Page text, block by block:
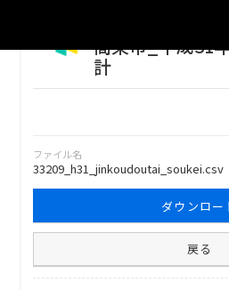
高梁市_平成31
計
ファイル名
33209_h31_jinkoudoutai_soukei.csv
ダウンロー
戻る